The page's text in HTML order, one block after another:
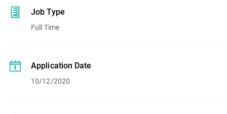
Job Type
Full Time
Application Date
10/12/2020